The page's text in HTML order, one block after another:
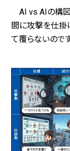
AI vs AIの構図
間に攻撃を仕掛
て覆らないのです